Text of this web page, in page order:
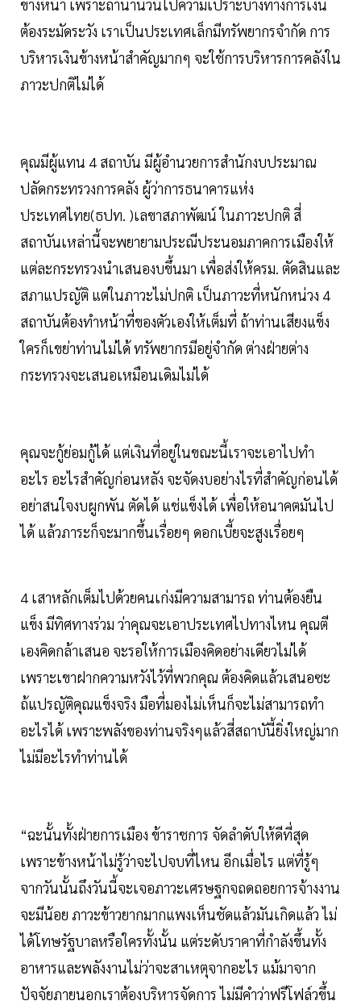
ข้างหน้า เพราะถ้านานวันไปความเปราะบางทางการเงิน
ต้องระมัดระวัง เราเป็นประเทศเล็กมีทรัพยากรจำกัด การ
บริหารเงินข้างหน้าสำคัญมากๆ จะใช้การบริหารการคลังใน
ภาวะปกติไม่ได้
คุณมีผู้แทน 4 สถาบัน มีผู้อำนวยการสำนักงบประมาณ
ปลัดกระทรวงการคลัง ผู้ว่าการธนาคารแห่ง
ประเทศไทย(ธปท. )เลขาสภาพัฒน์ ในภาวะปกติ สี่
สถาบันเหล่านี้จะพยายามประณีประนอมภาคการเมืองให้
แต่ละกระทรวงนำเสนองบขึ้นมา เพื่อส่งให้ครม. ตัดสินและ
สภาแปรญัติ แต่ในภาวะไม่ปกติ เป็นภาวะที่หนักหน่วง 4
สถาบันต้องทำหน้าที่ของตัวเองให้เต็มที่ ถ้าท่านเสียงแข็ง
ใครก็เขย่าท่านไม่ได้ ทรัพยากรมีอยู่จำกัด ต่างฝ่ายต่าง
กระทรวงจะเสนอเหมือนเดิมไม่ได้
คุณจะกู้ย่อมกู้ได้ แต่เงินที่อยู่ในขณะนี้เราจะเอาไปทำ
อะไร อะไรสำคัญก่อนหลัง จะจัดงบอย่างไรที่สำคัญก่อนได้
อย่าสนใจงบผูกพัน ตัดได้ แช่แข็งได้ เพื่อให้อนาคตมันไป
ได้ แล้วภาระก็จะมากขึ้นเรื่อยๆ ดอกเบี้ยจะสูงเรื่อยๆ
4 เสาหลักเต็มไปด้วยคนเก่งมีความสามารถ ท่านต้องยืน
แข็ง มีทิศทางร่วม ว่าคุณจะเอาประเทศไปทางไหน คุณตี
เองคิดกล้าเสนอ จะรอให้การเมืองคิดอย่างเดียวไม่ได้
เพราะเขาฝากความหวังไว้ที่พวกคุณ ต้องคิดแล้วเสนอซะ
ถ้แปรญัติคุณแข็งจริง มือที่มองไม่เห็นก็จะไม่สามารถทำ
อะไรได้ เพราะพลังของท่านจริงๆแล้วสี่สถาบันี้ยิ่งใหญ่มาก
ไม่มีอะไรทำท่านได้
“ฉะนั้นทั้งฝ่ายการเมือง ข้าราชการ จัดลำดับให้ดีที่สุด
เพราะข้างหน้าไม่รู้ว่าจะไปจบที่ไหน อีกเมื่อไร แต่ที่รู้ๆ
จากวันนั้นถึงวันนี้จะเจอภาวะเศรษฐกจถดถอยการจ้างงาน
จะมีน้อย ภาวะข้าวยากมากแพงเห็นชัดแล้วมันเกิดแล้ว ไม่
ได้โทษรัฐบาลหรือใครทั้งนั้น แต่ระดับราคาที่กำลังขึ้นทั้ง
อาหารและพลังงานไม่ว่าจะสาเหตุจากอะไร แม้มาจาก
ปัจจัยภายนอกเราต้องบริหารจัดการ ไม่มีคำว่าฟรีโฟล์วขึ้น